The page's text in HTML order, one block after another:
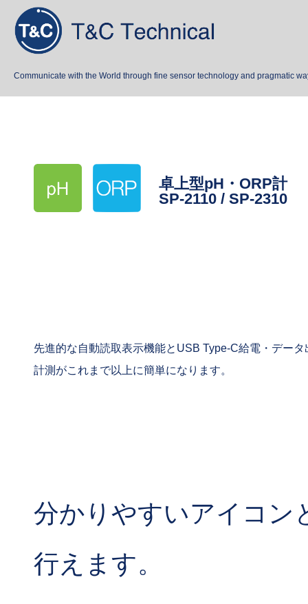
Communicate with the World through fine sensor technology and pragmatic
卓上型pH・ORP計
SP-2110 / SP-2310
先進的な自動読取表示機能とUSB Type-C給電・デー
計測がこれまで以上に簡単になります。
分かりやすいアイコン
行えます。